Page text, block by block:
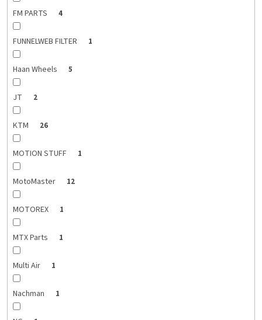
FM PARTS 4
FUNNELWEB FILTER 1
Haan Wheels 5
JT 2
KTM 26
MOTION STUFF 1
MotoMaster 12
MOTOREX 1
MTX Parts 1
Multi Air 1
Nachman 1